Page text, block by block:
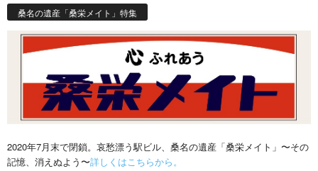
桑名の遺産「桑栄メイト」特集
2020年7月末で閉鎖。哀愁漂う駅ビル、桑名の遺産「桑栄メイト」〜その
記憶、消えぬよう〜詳しくはこちらから。